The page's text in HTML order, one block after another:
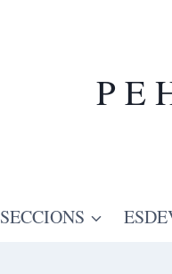
P E
SECCIONS